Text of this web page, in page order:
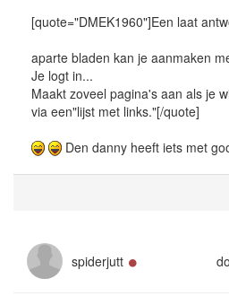
[quote="DMEK1960"]Een laat
aparte bladen kan je aanmaken
Je logt in...
Maakt zoveel pagina's aan als je
via een"lijst met links."[/quote]
Den danny heeft iets met
spiderjutt